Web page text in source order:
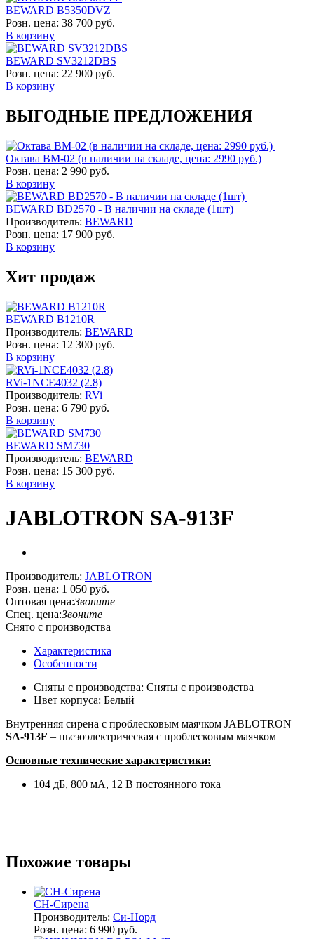
BEWARD B5350DVZ
Розн. цена: 38 700 руб.
В корзину
BEWARD SV3212DBS
Розн. цена: 22 900 руб.
В корзину
ВЫГОДНЫЕ ПРЕДЛОЖЕНИЯ
Октава ВМ-02 (в наличии на складе, цена: 2990 руб.)
Розн. цена: 2 990 руб.
В корзину
BEWARD BD2570 - В наличии на складе (1шт)
Производитель: BEWARD
Розн. цена: 17 900 руб.
В корзину
Хит продаж
BEWARD B1210R
Производитель: BEWARD
Розн. цена: 12 300 руб.
В корзину
RVi-1NCE4032 (2.8)
Производитель: RVi
Розн. цена: 6 790 руб.
В корзину
BEWARD SM730
Производитель: BEWARD
Розн. цена: 15 300 руб.
В корзину
JABLOTRON SA-913F
Производитель: JABLOTRON
Розн. цена: 1 050 руб.
Оптовая цена:Звоните
Спец. цена:Звоните
Снято с производства
Характеристика
Особенности
Сняты с производства: Сняты с производства
Цвет корпуса: Белый
Внутренняя сирена с проблесковым маячком JABLOTRON
SA-913F – пьезоэлектрическая с проблесковым маячком
Основные технические характеристики:
104 дБ, 800 мA, 12 В постоянного тока
Похожие товары
СН-Сирена
Производитель: Си-Норд
Розн. цена: 6 990 руб.